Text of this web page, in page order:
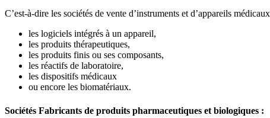
C’est-à-dire les sociétés de vente d’instruments et d’appareils
les logiciels intégrés à un appareil,
les produits thérapeutiques,
les produits finis ou ses composants,
les réactifs de laboratoire,
les dispositifs médicaux
ou encore les biomatériaux.
Sociétés Fabricants de produits pharmaceutiques et biologiques :